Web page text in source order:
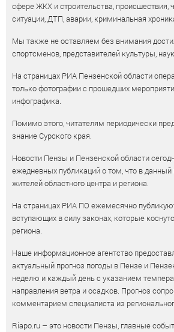
сфере ЖКХ и строительства, происшествия,
ситуации, ДТП, аварии, криминальная
Мы также не оставляем без внимания
спортсменов, представителей культуры,
На страницах РИА Пензенской области
только фотографии с прошедших
инфографика.
Помимо этого, читателям периодически
знание Сурского края.
Новости Пензы и Пензенской области
ежедневных публикаций о том, что в
жителей областного центра и региона.
На страницах РИА ПО ежемесячно
вступающих в силу законах, которые
региона.
Наше информационное агентство
актуальный прогноз погоды в Пензе и
неделю и каждый день с указанием
направления ветра и осадков. Прогноз
комментарием специалиста из
Riapo.ru – это новости Пензы, главные